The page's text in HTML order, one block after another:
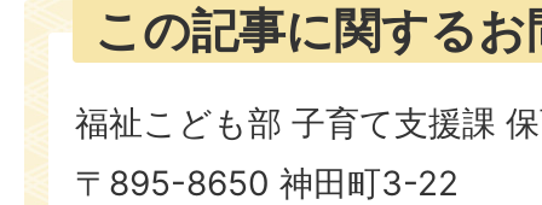
この記事に関する
福祉こども部 子育て支援課
〒895-8650 神田町3-22